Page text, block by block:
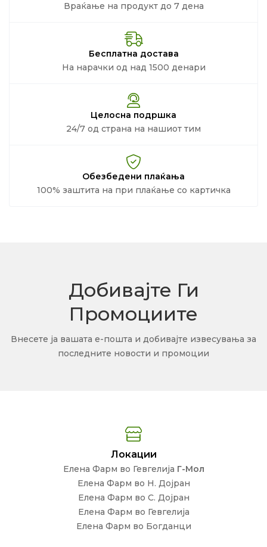
Враќање на продукт до 7 дена
Бесплатна достава
На нарачки од над 1500 денари
Целосна подршка
24/7 од страна на нашиот тим
Обезбедени плаќања
100% заштита на при плаќање со картичка
Добивајте Ги
Промоциите
Внесете ја вашата е-пошта и добивајте извесувања за
последните новости и промоции
Локации
Елена Фарм во Гевгелија Г-Мол
Елена Фарм во Н. Дојран
Елена Фарм во С. Дојран
Елена Фарм во Гевгелија
Елена Фарм во Богданци